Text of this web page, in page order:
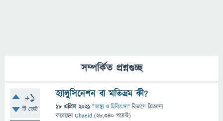
সম্পর্কিত প্রশ্নগুচ্ছ
+1
টি ভোট
হ্যালুসিনেশন বা মতিভ্রম কী?
18 এপ্রিল 2021 "স্বাস্থ্য ও চিকিৎসা" বিভাগে জিজ্ঞাসা
করেছেনUbaeid (28,340 পয়েন্ট)